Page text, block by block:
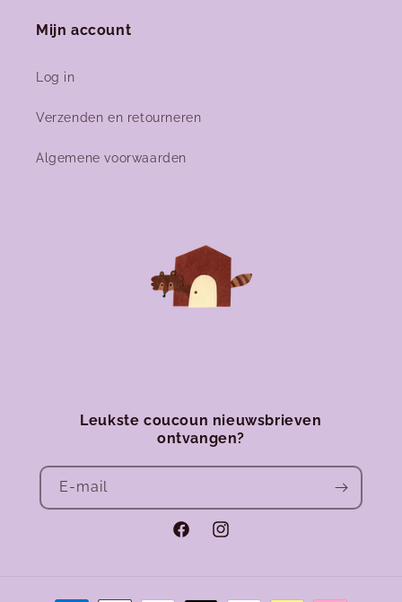
Mijn account
Log in
Verzenden en retourneren
Algemene voorwaarden
Leukste coucoun nieuwsbrieven
ontvangen?
E‑mail
FacebookInstagram